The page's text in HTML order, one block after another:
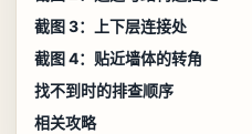
截图 3：上下层连接处
截图 4：贴近墙体的转角
找不到时的排查顺序
相关攻略